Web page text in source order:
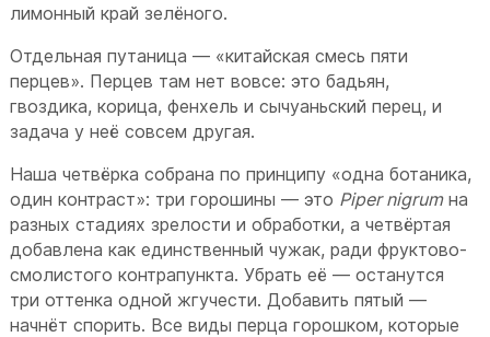
лимонный край зелёного.
Отдельная путаница — «китайская смесь пяти
перцев». Перцев там нет вовсе: это бадьян,
гвоздика, корица, фенхель и сычуаньский перец, и
задача у неё совсем другая.
Наша четвёрка собрана по принципу «одна ботаника,
один контраст»: три горошины — это Piper nigrumна
разных стадиях зрелости и обработки, а четвёртая
добавлена как единственный чужак, ради фруктово-
смолистого контрапункта. Убрать её — останутся
три оттенка одной жгучести. Добавить пятый —
начнёт спорить. Все виды перца горошком, которые